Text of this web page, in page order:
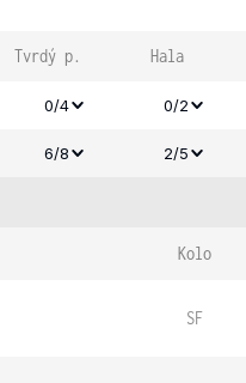
Tvrdý p. Hala
0/4 0/2
6/8 2/5
Kolo
SF